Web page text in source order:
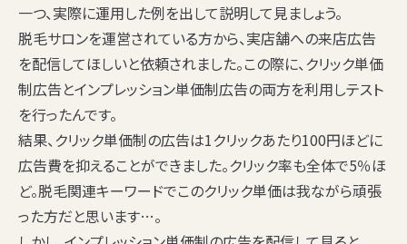
一つ、実際に運用した例を出して説明して見ましょう。
脱毛サロンを運営されている方から、実店舗への来店広告
を配信してほしいと依頼されました。この際に、クリック単価
制広告とインプレッション単価制広告の両方を利用しテスト
を行ったんです。
結果、クリック単価制の広告は1クリックあたり100円ほどに
広告費を抑えることができました。クリック率も全体で5％ほ
ど。脱毛関連キーワードでこのクリック単価は我ながら頑張
った方だと思います…。